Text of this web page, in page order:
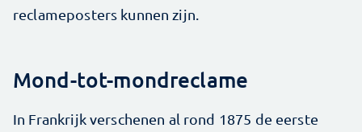
reclameposters kunnen zijn.
Mond-tot-mondreclame
In Frankrijk verschenen al rond 1875 de eerste